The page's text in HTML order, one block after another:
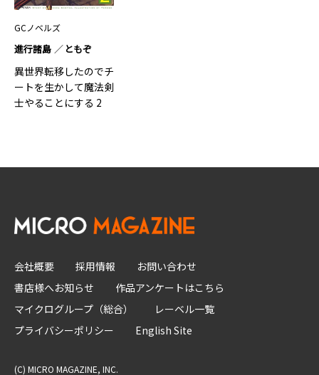
GCノベルズ
進行諸島 ともぞ
異世界転移したのでチ
ートを生かして魔法剣
士やることにする 2
会社概要 採用情報
お問い合わせ
書店様へお知らせ
作品アンケートはこちら
マイクログループ（総合）
レーベル一覧
プライバシーポリシー
English Site
(C) MICRO MAGAZINE, INC.